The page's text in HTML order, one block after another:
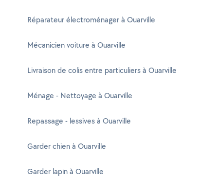
Réparateur électroménager à Ouarville
Mécanicien voiture à Ouarville
Livraison de colis entre particuliers à Ouarville
Ménage - Nettoyage à Ouarville
Repassage - lessives à Ouarville
Garder chien à Ouarville
Garder lapin à Ouarville